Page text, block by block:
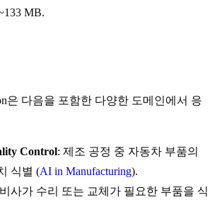
MB.
은 다음을 포함한 다양한 도메인에서 응
Control: 제조 공정 중 자동차 부품의
식별 (AI in Manufacturing).
사가 수리 또는 교체가 필요한 부품을 식